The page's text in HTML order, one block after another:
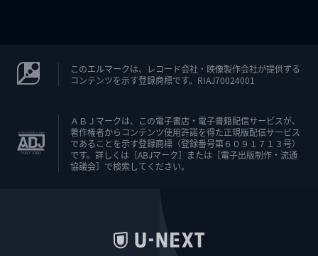
このエルマークは、レコード会社・映像製作会社が提供する
コンテンツを示す登録商標です。RIAJ70024001
ＡＢＪマークは、この電子書店・電子書籍配信サービスが、
著作権者からコンテンツ使用許諾を得た正規版配信サービス
であることを示す登録商標（登録番号第６０９１７１３号）
です。詳しくは［ABJマーク］または［電子出版制作・流通
協議会］で検索してください。